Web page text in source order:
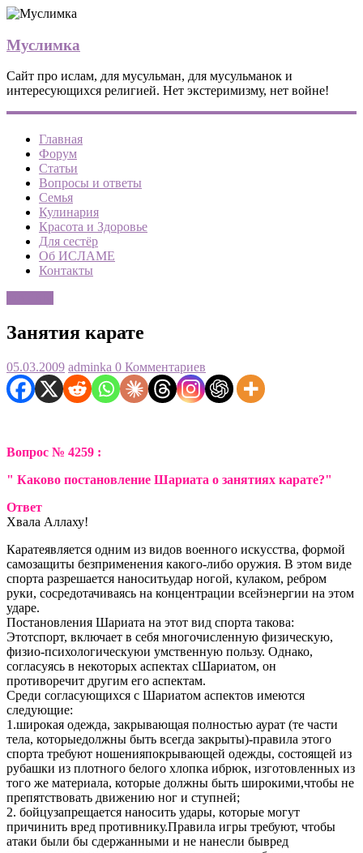
Муслимка
Сайт про ислам, для мусульман, для мусульманок и
интересующихся религией. Нет экстеримизму, нет войне!
Главная
Форум
Статьи
Вопросы и ответы
Семья
Кулинария
Красота и Здоровье
Для сестёр
Об ИСЛАМЕ
Контакты
Занятия карате
05.03.2009 adminka 0 Комментариев
Вопрос № 4259 :
" Каково постановление Шариата о занятиях карате?"
Ответ
Хвала Аллаху!
Каратеявляется одним из видов военного искусства, формой
самозащиты безприменения какого-либо оружия. В этом виде
спорта разрешается наноситьудар ногой, кулаком, ребром
руки, сосредотачиваясь на концентрации всейэнергии на этом
ударе.
Постановления Шариата на этот вид спорта такова:
Этотспорт, включает в себя многочисленную физическую,
физио-психологическуюи умственную пользу. Однако,
согласуясь в некоторых аспектах сШариатом, он
противоречит другим его аспектам.
Среди согласующихся с Шариатом аспектов имеются
следующие:
1.широкая одежда, закрывающая полностью аурат (те части
тела, которыедолжны быть всегда закрыты)-правила этого
спорта требуют ношенияпокрывающей одежды, состоящей из
рубашки из плотного белого хлопка ибрюк, изготовленных из
того же материала, которые должны быть широкими,чтобы не
препятствовать движению ног и ступней;
2. бойцузапрещается наносить удары, которые могут
причинить вред противнику.Правила игры требуют, чтобы
атаки были бы сдержанными и не нанесли бывред